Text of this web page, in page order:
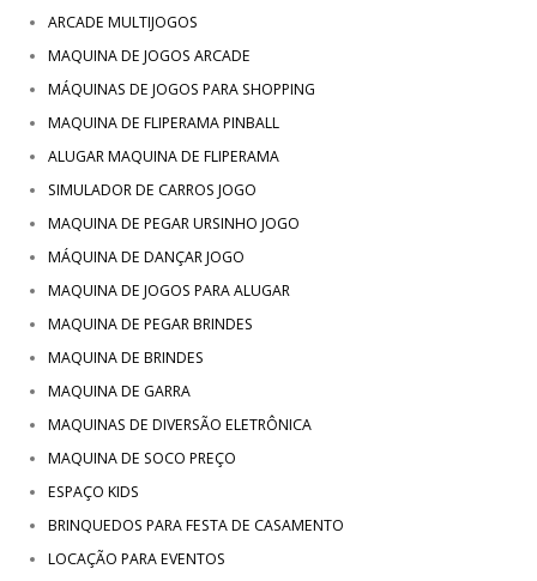
ARCADE MULTIJOGOS
MAQUINA DE JOGOS ARCADE
MÁQUINAS DE JOGOS PARA SHOPPING
MAQUINA DE FLIPERAMA PINBALL
ALUGAR MAQUINA DE FLIPERAMA
SIMULADOR DE CARROS JOGO
MAQUINA DE PEGAR URSINHO JOGO
MÁQUINA DE DANÇAR JOGO
MAQUINA DE JOGOS PARA ALUGAR
MAQUINA DE PEGAR BRINDES
MAQUINA DE BRINDES
MAQUINA DE GARRA
MAQUINAS DE DIVERSÃO ELETRÔNICA
MAQUINA DE SOCO PREÇO
ESPAÇO KIDS
BRINQUEDOS PARA FESTA DE CASAMENTO
LOCAÇÃO PARA EVENTOS